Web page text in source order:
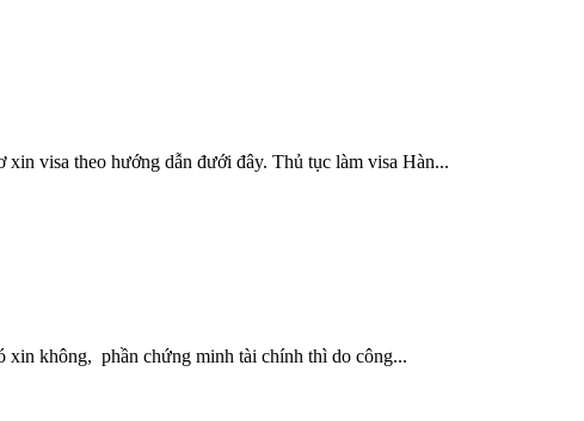
visa theo hướng dẫn đưới đây. Thủ tục làm visa Hàn...
xin không, phần chứng minh tài chính thì do công...